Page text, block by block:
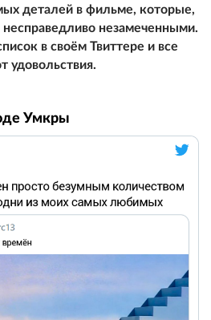
деталей в фильме, которые,
несправедливо незамеченными.
в своём Твиттере и все
удовольствия.
Умкры